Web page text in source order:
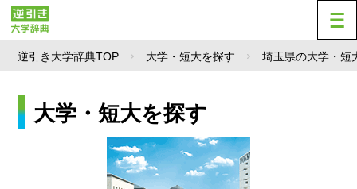
逆引き大学辞典TOP 大学・短大を探す 埼玉県の大学・短
大学・短大を探す